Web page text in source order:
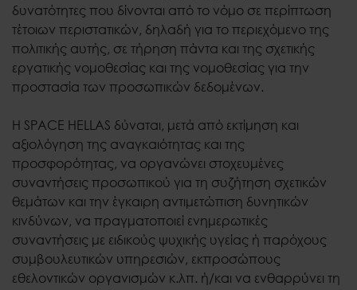
δυνατότητες που δίνονται από το νόμο σε περίπτωση
τέτοιων περιστατικών, δηλαδή για το περιεχόμενο της
πολιτικής αυτής, σε τήρηση πάντα και της σχετικής
εργατικής νομοθεσίας και της νομοθεσίας για την
προστασία των προσωπικών δεδομένων.
Η SPACE HELLAS δύναται, μετά από εκτίμηση και
αξιολόγηση της αναγκαιότητας και της
προσφορότητας, να οργανώνει στοχευμένες
συναντήσεις προσωπικού για τη συζήτηση σχετικών
θεμάτων και την έγκαιρη αντιμετώπιση δυνητικών
κινδύνων, να πραγματοποιεί ενημερωτικές
συναντήσεις με ειδικούς ψυχικής υγείας ή παρόχους
συμβουλευτικών υπηρεσιών, εκπροσώπους
εθελοντικών οργανισμών κ.λπ. ή/και να ενθαρρύνει τη